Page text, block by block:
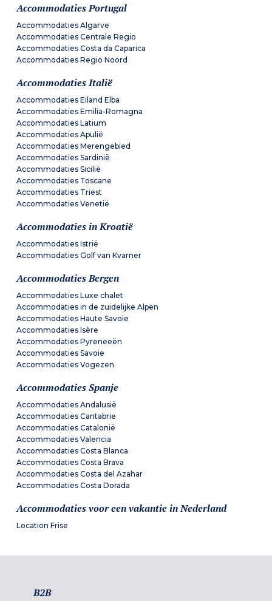
Accommodaties Portugal
Accommodaties Algarve
Accommodaties Centrale Regio
Accommodaties Costa da Caparica
Accommodaties Regio Noord
Accommodaties Italië
Accommodaties Eiland Elba
Accommodaties Emilia-Romagna
Accommodaties Latium
Accommodaties Apulië
Accommodaties Merengebied
Accommodaties Sardinië
Accommodaties Sicilië
Accommodaties Toscane
Accommodaties Triëst
Accommodaties Venetië
Accommodaties in Kroatië
Accommodaties Istrië
Accommodaties Golf van Kvarner
Accommodaties Bergen
Accommodaties Luxe chalet
Accommodaties in de zuidelijke Alpen
Accommodaties Haute Savoie
Accommodaties Isère
Accommodaties Pyreneeën
Accommodaties Savoie
Accommodaties Vogezen
Accommodaties Spanje
Accommodaties Andalusië
Accommodaties Cantabrie
Accommodaties Catalonië
Accommodaties Valencia
Accommodaties Costa Blanca
Accommodaties Costa Brava
Accommodaties Costa del Azahar
Accommodaties Costa Dorada
Accommodaties voor een vakantie in Nederland
Location Frise
B2B